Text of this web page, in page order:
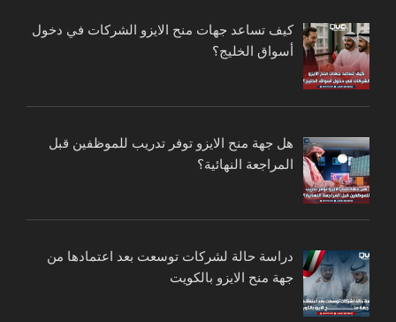
كيف تساعد جهات منح الايزو الشركات في دخول
أسواق الخليج؟
هل جهة منح الايزو توفر تدريب للموظفين قبل
المراجعة النهائية؟
دراسة حالة لشركات توسعت بعد اعتمادها من
جهة منح الايزو بالكويت